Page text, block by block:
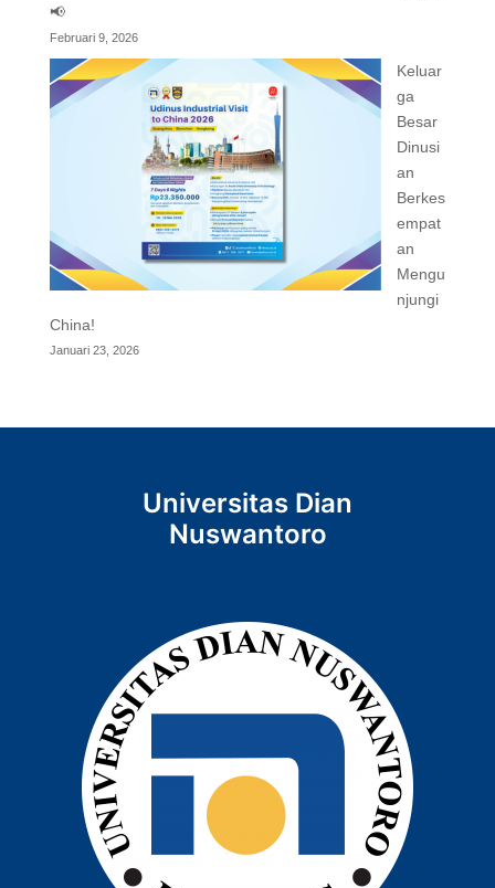
📢
Februari 9, 2026
Keluar
ga
Besar
Dinusi
an
Berkes
empat
an
Mengu
njungi
China!
Januari 23, 2026
Universitas Dian
Nuswantoro